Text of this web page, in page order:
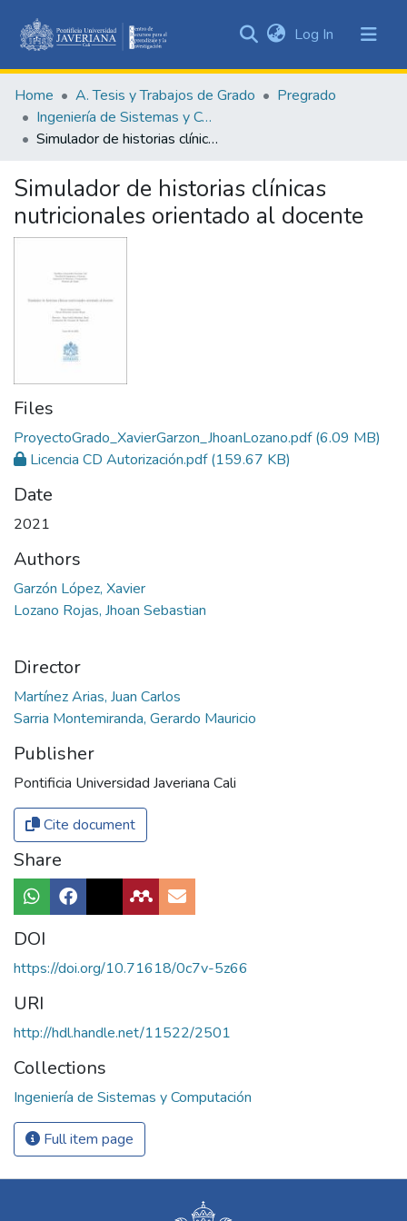
&
Collections
All of DSpace
Statistics
Log In (current)
Home A. Tesis y Trabajos de Grado
Pregrado
Ingeniería de Sistemas y Computación
Simulador de historias clínicas nutricionales orientado al docente
Simulador de historias clínicas
nutricionales orientado al docente
Files
ProyectoGrado_XavierGarzon_JhoanLozano.pdf(6.09 MB)
Licencia CD Autorización.pdf(159.67 KB)
Date
2021
Authors
Garzón López, Xavier
Lozano Rojas, Jhoan Sebastian
Director
Martínez Arias, Juan Carlos
Sarria Montemiranda, Gerardo Mauricio
Publisher
Pontificia Universidad Javeriana Cali
Cite document
Share
DOI
https://doi.org/10.71618/0c7v-5z66
URI
http://hdl.handle.net/11522/2501
Collections
Ingeniería de Sistemas y Computación
Full item page